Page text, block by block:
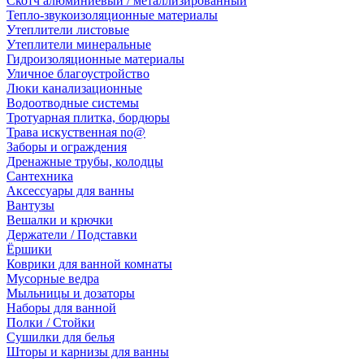
Тепло-звукоизоляционные материалы
Утеплители листовые
Утеплители минеральные
Гидроизоляционные материалы
Уличное благоустройство
Люки канализационные
Водоотводные системы
Тротуарная плитка, бордюры
Трава искуственная no@
Заборы и ограждения
Дренажные трубы, колодцы
Сантехника
Аксессуары для ванны
Вантузы
Вешалки и крючки
Держатели / Подставки
Ёршики
Коврики для ванной комнаты
Мусорные ведра
Мыльницы и дозаторы
Наборы для ванной
Полки / Стойки
Сушилки для белья
Шторы и карнизы для ванны